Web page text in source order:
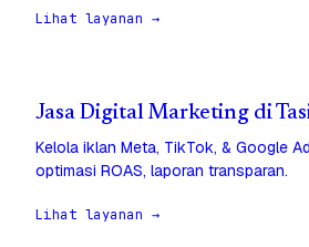
Lihat layanan →
Jasa Digital Marketing di
Kelola iklan Meta, TikTok, & Google
optimasi ROAS, laporan transparan.
Lihat layanan →